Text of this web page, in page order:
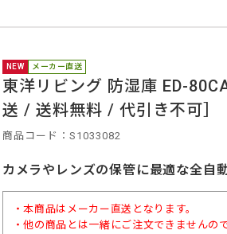
NEW メーカー直送
東洋リビング 防湿庫 ED-
送 / 送料無料 / 代引き不可］
商品コード：S1033082
カメラやレンズの保管に最適な全自
・本商品はメーカー直送となります。
・他の商品とは一緒にご注文できませんの